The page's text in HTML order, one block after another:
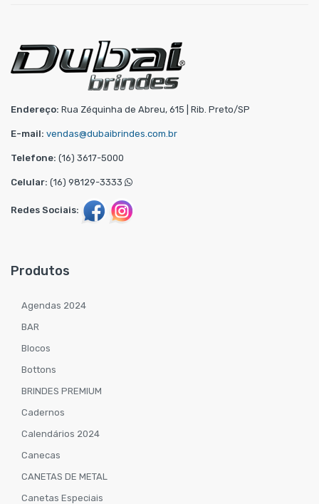
Endereço: Rua Zéquinha de Abreu, 615 | Rib. Preto/SP
E-mail: vendas@dubaibrindes.com.br
Telefone: (16) 3617-5000
Celular: (16) 98129-3333
Redes Sociais:
Produtos
Agendas 2024
BAR
Blocos
Bottons
BRINDES PREMIUM
Cadernos
Calendários 2024
Canecas
CANETAS DE METAL
Canetas Especiais